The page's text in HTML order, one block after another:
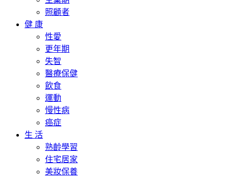
照顧者
健 康
性愛
更年期
失智
醫療保健
飲食
運動
慢性病
癌症
生 活
熟齡學習
住宅居家
美妝保養